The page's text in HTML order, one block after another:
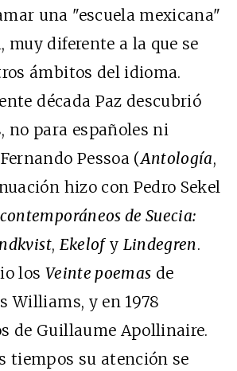
una "escuela mexicana"
muy diferente a la que se
ámbitos del idioma.
década Paz descubrió
no para españoles ni
Pessoa (Antología,
hizo con Pedro Sekel
de Suecia:
, Ekelofy Lindegren.
los Veinte poemas de
Williams, y en 1978
de Guillaume Apollinaire.
tiempos su atención se